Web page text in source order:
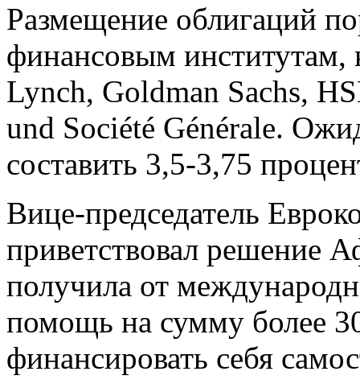
Размещение облигаций
финансовым
Lynch, Goldman Sachs,
und Société Générale.
составить 3,5-3,75
Вице-председатель
приветствовал решение
получила от
помощь на сумму более
финансировать себя